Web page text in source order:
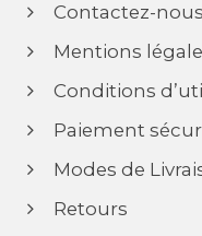
Contactez-nous
Mentions
Conditions
Paiement
Modes de
Retours